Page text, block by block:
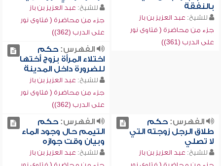
بالنفقة
للشيخ: عبد العزيز بن باز
جزء من محاضرة ( فتاوى نور
على الدرب (361))
للشيخ: عبد العزيز بن باز
جزء من محاضرة ( فتاوى نور
على الدرب (362))
الفهرس:حكم
اختلاء المرأة بزوج أختها
للضرورة داخل المدينة
للشيخ: عبد العزيز بن باز
جزء من محاضرة ( فتاوى نور
على الدرب (362))
الفهرس:حكم
طلاق الرجل زوجته التي
لا تصلي
للشيخ: عبد العزيز بن باز
الفهرس:حكم
التيمم حال وجود الماء
وبيان وقت جوازه
للشيخ: عبد العزيز بن باز